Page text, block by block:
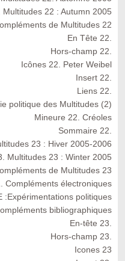
Multitudes 22 : Autumn 2005
de Multitudes 22
En Tête 22.
Hors-champ 22.
Icônes 22. Peter Weibel
Insert 22.
Liens 22.
politique des Multitudes (2)
Mineure 22. Créoles
Sommaire 22.
23 : Hiver 2005-2006
Multitudes 23 : Winter 2005
de Multitudes 23
Compléments électroniques
:Expérimentations politiques
bibliographiques
En-tête 23.
Hors-champ 23.
Icones 23